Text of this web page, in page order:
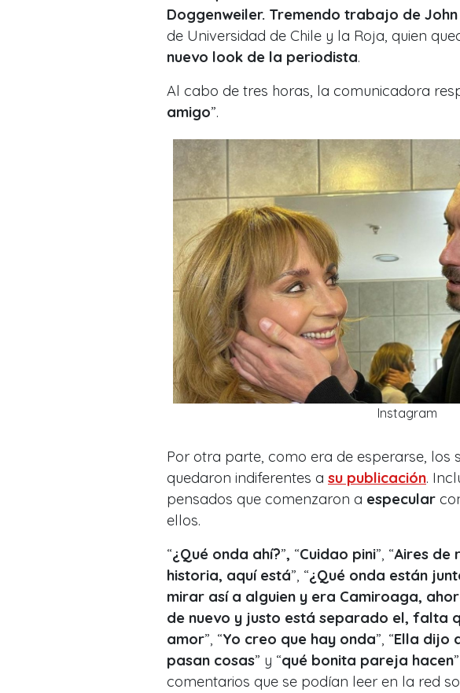
Doggenweiler. Tremendo trabajo de John
de Universidad de Chile y la Roja, quien
nuevo look de la periodista.
Al cabo de tres horas, la comunicadora
amigo”.
Instagram
Por otra parte, como era de esperarse, los
quedaron indiferentes a su publicación.
pensados que comenzaron a especular
ellos.
“¿Qué onda ahí?”, “Cuidao pini” “Aires de
historia, aquí está”, “¿Qué onda están
mirar así a alguien y era Camiroaga,
de nuevo y justo está separado el, falta
amor”, “Yo creo que hay onda”, “Ella dijo
pasan cosas” y “qué bonita pareja hacen
comentarios que se podían leer en la red